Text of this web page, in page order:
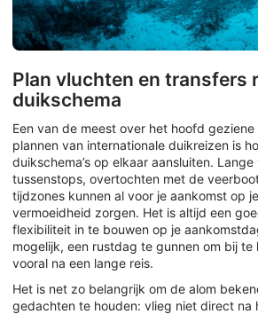
Plan vluchten en transfers
duikschema
Een van de meest over het hoofd
plannen van internationale duikreizen is
duikschema’s op elkaar aansluiten.
tussenstops, overtochten met de
tijdzones kunnen al voor je aankomst op
vermoeidheid zorgen. Het is altijd een
flexibiliteit in te bouwen op je
mogelijk, een rustdag te gunnen om bij te
vooral na een lange reis.
Het is net zo belangrijk om de alom
gedachten te houden: vlieg niet direct na